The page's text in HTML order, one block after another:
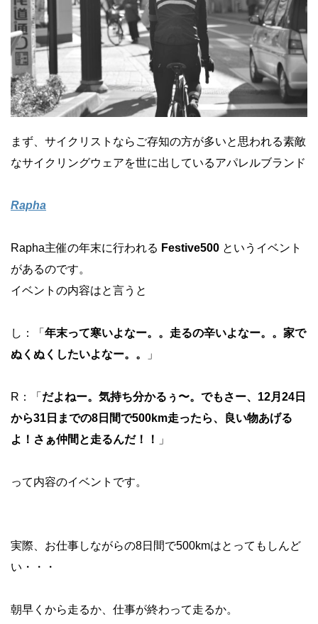
まず、サイクリストならご存知の方が多いと思われる素敵
なサイクリングウェアを世に出しているアパレルブランド
Rapha
Rapha主催の年末に行われる Festive500 というイベント
があるのです。
イベントの内容はと言うと
し：「 年末って寒いよなー。。走るの辛いよなー。。家で
ぬくぬくしたいよなー。。
」
R：「 だよねー。気持ち分かるぅ〜。でもさー、12月24日
から31日までの8日間で500km走ったら、良い物あげる
よ！さぁ仲間と走るんだ！！
」
って内容のイベントです。
実際、お仕事しながらの8日間で500kmはとってもしんど
い・・・
朝早くから走るか、仕事が終わって走るか。